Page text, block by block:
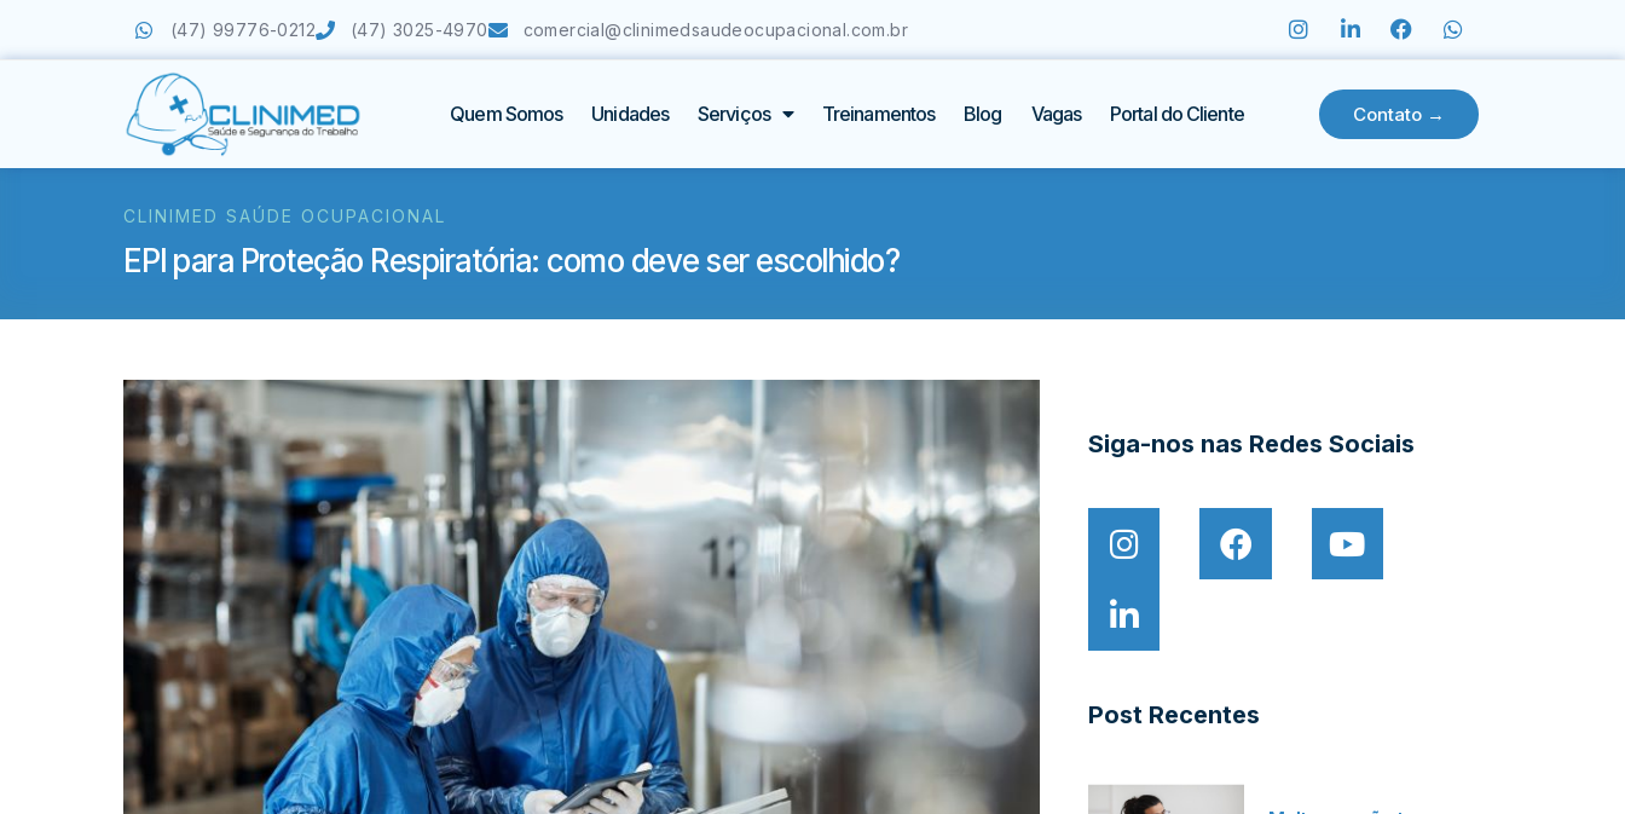
(47) 99776-0212 (47) 3025-4970 comercial@clinimedsaudeocupacional.com.br
Quem Somos Unidades Serviços Treinamentos Blog Vagas Portal do Cliente Contato →
CLINIMED SAÚDE OCUPACIONAL
EPI para Proteção Respiratória: como deve ser escolhido?
Siga-nos nas Redes Sociais
Post Recentes